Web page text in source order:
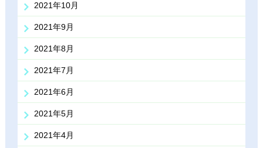
2021年10月
2021年9月
2021年8月
2021年7月
2021年6月
2021年5月
2021年4月